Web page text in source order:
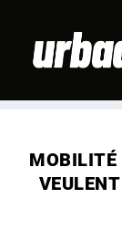
MOBILITÉ